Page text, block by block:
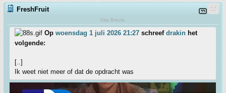
FreshFruit
Vita Brevis.
Op woensdag 1 juli 2026 21:27 schreef drakin het
volgende:
[..]
Ik weet niet meer of dat de opdracht was